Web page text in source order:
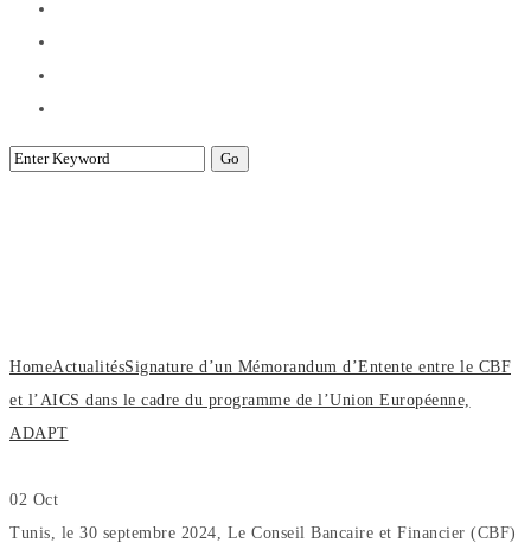
HomeActualitésSignature d’un Mémorandum d’Entente entre le CBF
et l’AICS dans le cadre du programme de l’Union Européenne,
ADAPT
02 Oct
Tunis, le 30 septembre 2024, Le Conseil Bancaire et Financier (CBF)